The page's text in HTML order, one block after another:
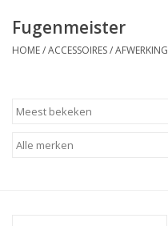
ELEKTRISCH
LUCHTDRUK
Fugenmeister
HOME/ACCESSOIRES/AFWERKING